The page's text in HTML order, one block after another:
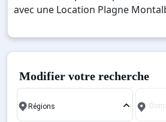
Hébergements
Bons plans
avec une Location Plagne
nos offres de Location Plagne
sans limite à noel, jour de l'an,
yeux et imaginez… Profitez de
pourrez mêler les plaisirs de la
beauté des paysages
Modifier votre recherche